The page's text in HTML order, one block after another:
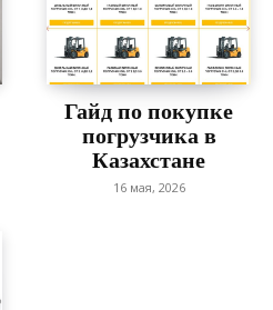
Гайд по покупке
погрузчика в
Казахстане
16 мая, 2026